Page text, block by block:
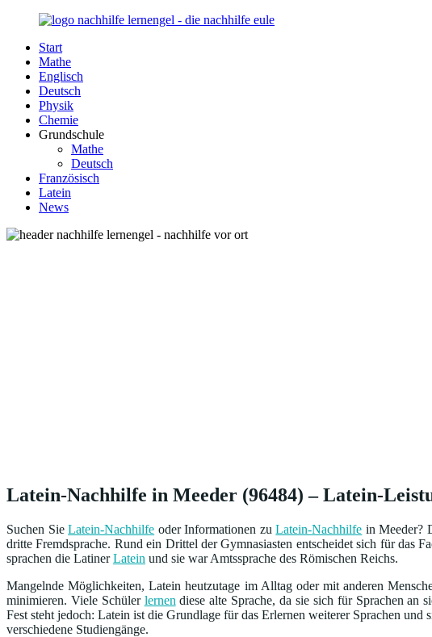
Zurück
Inhalt
Nachhilfe-
Lernengel.de
Unsere
Nachhilfe-
Eule
berät
zum
Damit
Lernen
Spaß
Start
Mathe
Englisch
Deutsch
Physik
Chemie
Grundschule
Mathe
Deutsch
Französisch
Latein
News
Latein-Nachhilfe in Meeder (96484) – Latein-
Suchen SieLatein-Nachhilfe oder Informationen zuLatein-Nachhilfe in Meeder?
dritte Fremdsprache. Rund ein Drittel der Gymnasiasten entscheidet sich für das
sprachen die LatinerLatein und sie war Amtssprache des Römischen Reichs.
Mangelnde Möglichkeiten, Latein heutzutage im Alltag oder mit anderen
minimieren. Viele Schüler lernen diese alte Sprache, da sie sich für Sprachen an
Fest steht jedoch: Latein ist die Grundlage für das Erlernen weiterer Sprachen
verschiedene Studiengänge.